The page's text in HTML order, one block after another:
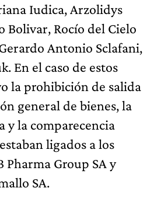
Iudica, Arzolidys
Bolivar, Rocío del Cielo
Antonio Sclafani,
En el caso de estos
la prohibición de salida
general de bienes, la
y la comparecencia
ligados a los
Group SA y
SA.